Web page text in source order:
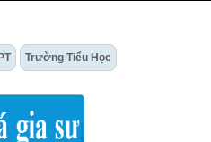
Trường Tiểu Học